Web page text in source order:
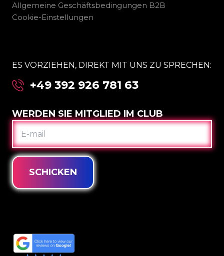
Allgemeine Geschäftsbedingungen B2B
Cookie-Einstellungen
ES VORZIEHEN, DIREKT MIT UNS ZU SPRECHEN:
+49 392 926 781 63
WERDEN SIE MITGLIED IM CLUB
E-
MAIL
SCHICKEN